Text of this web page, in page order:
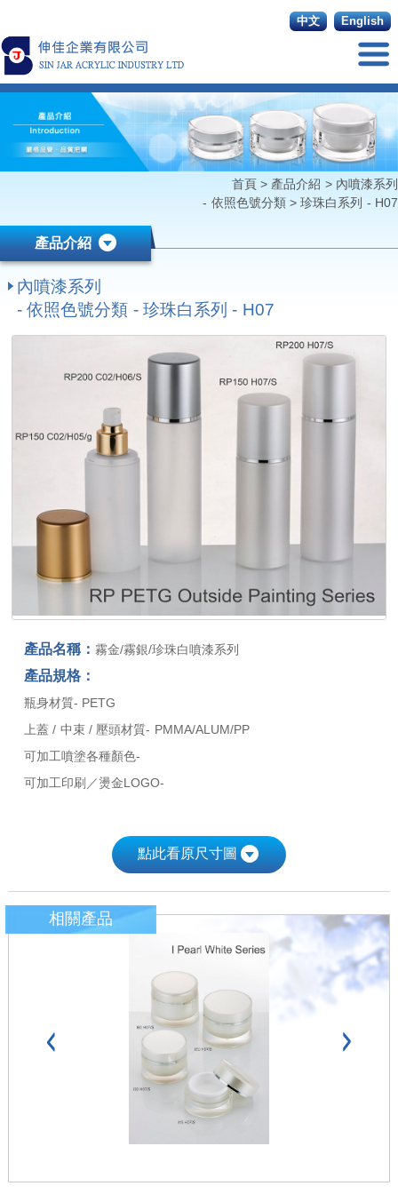
English
中文
首頁> 產品介紹 > 內噴漆系列
- 依照色號分類>珍珠白系列 - H07
產品介紹
內噴漆系列
- 依照色號分類 - 珍珠白系列 - H07
產品名稱： 霧金/霧銀/珍珠白噴漆系列
產品規格：
瓶身材質- PETG
上蓋 / 中束 / 壓頭材質- PMMA/ALUM/PP
可加工噴塗各種顏色-
可加工印刷／燙金LOGO-
點此看原尺寸圖
相關產品